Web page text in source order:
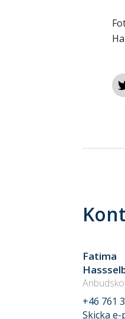
Fatima
+46 761
Skicka